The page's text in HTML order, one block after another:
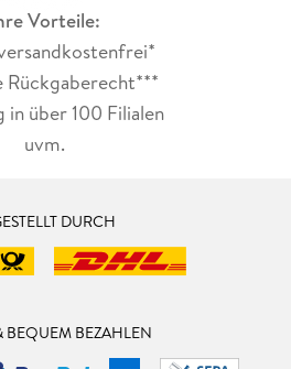
Vorteile:
Rückgaberecht***
in über 100 Filialen
uvm.
DURCH
BEQUEM BEZAHLEN